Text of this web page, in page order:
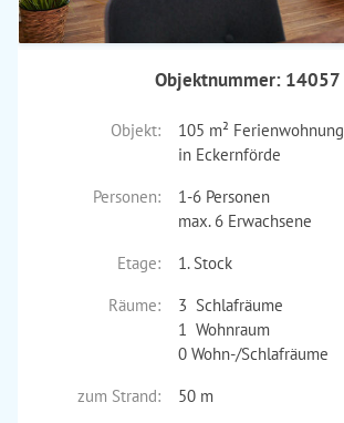
Objektnummer: 14057
Objekt:
105 m² Ferienwohnung
in Eckernförde
Personen:
1-6 Personen
max. 6 Erwachsene
Etage:
1. Stock
Räume:
3 Schlafräume
1 Wohnraum
0 Wohn-/Schlafräume
zum Strand:
50 m